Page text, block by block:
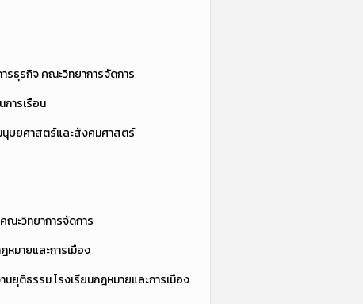
รธุรกิจ คณะวิทยาการจัดการ
การเรือน
นุษยศาสตร์และสังคมศาสตร์
ณะวิทยาการจัดการ
หมายและการเมือง
นยุติธรรม โรงเรียนกฎหมายและการเมือง